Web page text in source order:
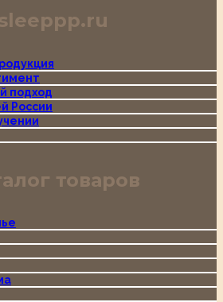
подход
России
товаров